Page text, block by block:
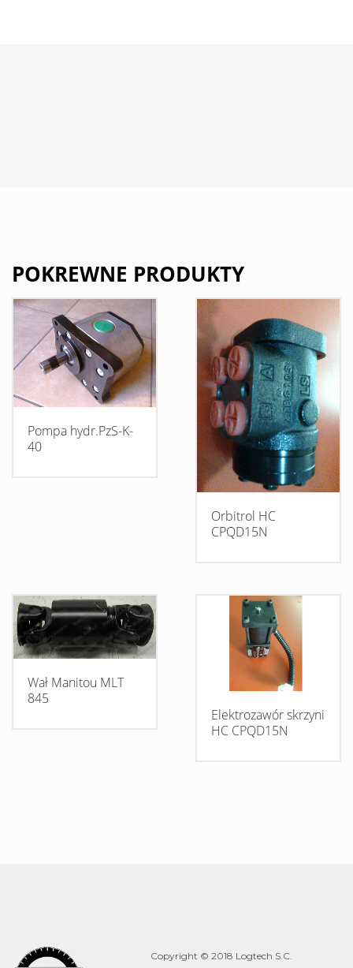
POKREWNE PRODUKTY
Pompa hydr.PzS-K-
40
Orbitrol HC
CPQD15N
Wał Manitou MLT
845
Elektrozawór skrzyni
HC CPQD15N
Copyright © 2018 Logtech S.C.